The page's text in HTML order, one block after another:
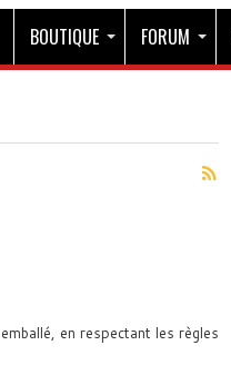
BOUTIQUE FORUM
en respectant les règles